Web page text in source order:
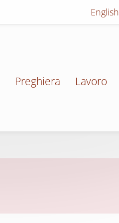
English
Preghiera Lavoro